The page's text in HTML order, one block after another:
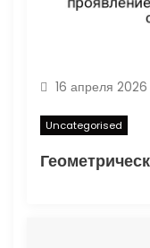
16 апреля 2026
Uncategorised